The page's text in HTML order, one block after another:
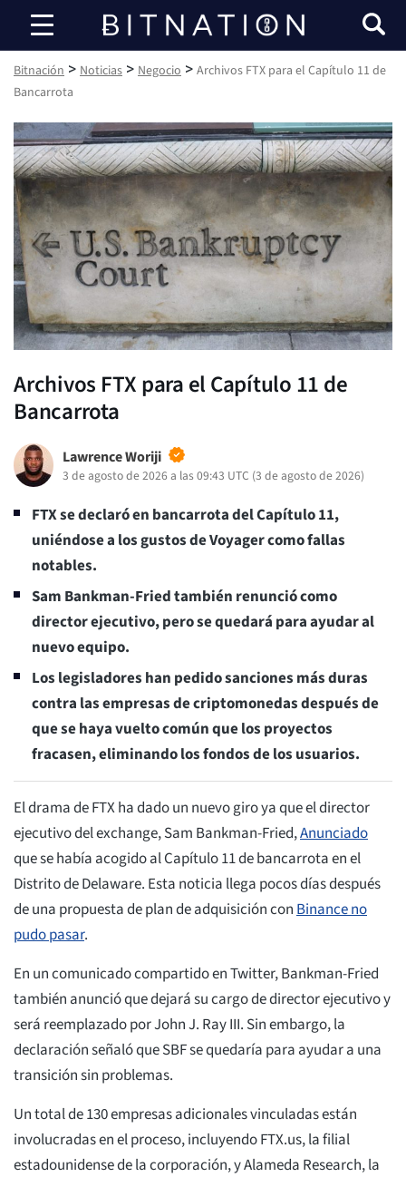
Bitnación
Bitnación > Noticias > Negocio > Archivos FTX para el Capítulo 11 de
Bancarrota
Archivos FTX para el Capítulo 11 de
Bancarrota
Lawrence Woriji
3 de agosto de 2026 a las 09:43 UTC (3 de agosto de 2026)
FTX se declaró en bancarrota del Capítulo 11,
uniéndose a los gustos de Voyager como fallas
notables.
Sam Bankman-Fried también renunció como
director ejecutivo, pero se quedará para ayudar al
nuevo equipo.
Los legisladores han pedido sanciones más duras
contra las empresas de criptomonedas después de
que se haya vuelto común que los proyectos
fracasen, eliminando los fondos de los usuarios.
El drama de FTX ha dado un nuevo giro ya que el director
ejecutivo del exchange, Sam Bankman-Fried,Anunciado
que se había acogido al Capítulo 11 de bancarrota en el
Distrito de Delaware. Esta noticia llega pocos días después
de una propuesta de plan de adquisición conBinance no
pudo pasar.
En un comunicado compartido en Twitter, Bankman-Fried
también anunció que dejará su cargo de director ejecutivo y
será reemplazado por John J. Ray III. Sin embargo, la
declaración señaló que SBF se quedaría para ayudar a una
transición sin problemas.
Un total de 130 empresas adicionales vinculadas están
involucradas en el proceso, incluyendo FTX.us, la filial
estadounidense de la corporación, y Alameda Research, la